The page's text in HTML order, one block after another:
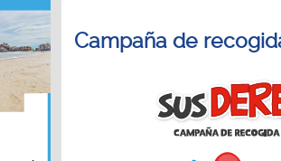
Campaña de